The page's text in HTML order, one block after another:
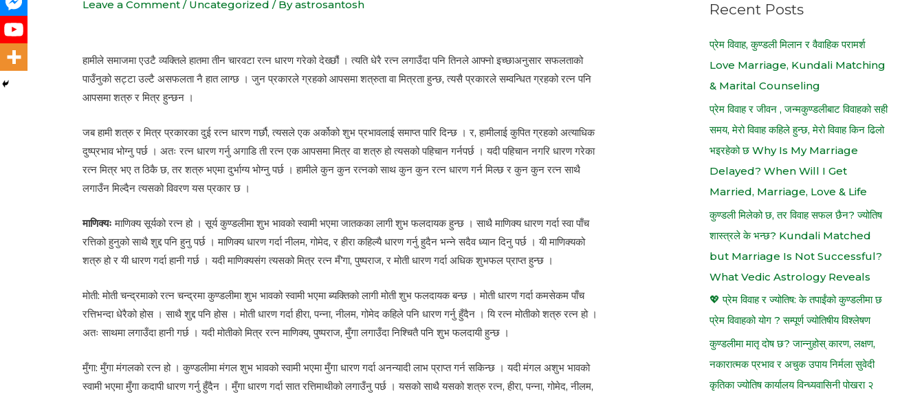
Leave a Comment / Uncategorized / Byastrosantosh
हामीले समाजमा एउटै व्यक्तिले हातमा तीन चारवटा रत्न धारण गरेको देख्छौं । त्यति धेरै रत्न लगाउँदा पनि तिनले आफ्नो इच्छाअनुसार सफलताको
पाउँनुको सट्टा उल्टै असफलता नै हात लाग्छ । जुन प्रकारले ग्रहको आपसमा शत्रुता वा मित्रता हुन्छ, त्यसै प्रकारले सम्वन्धित ग्रहको रत्न पनि
आपसमा शत्रु र मित्र हुन्छन ।
जब हामी शत्रु र मित्र प्रकारका दुई रत्न धारण गर्छौ, त्यसले एक अर्कोको शुभ प्रभावलाई समाप्त पारि दिन्छ । र, हामीलाई कुपित ग्रहको अत्याधिक
दुष्प्रभाव भोग्नु पर्छ । अतः रत्न धारण गर्नु अगाडि ती रत्न एक आपसमा मित्र वा शत्रु हो त्यसको पहिचान गर्नपर्छ । यदी पहिचान नगरि धारण गरेका
रत्न मित्र भए त ठिकै छ, तर शत्रु भएमा दुर्भाग्य भोग्नु पर्छ । हामीले कुन कुन रत्नको साथ कुन कुन रत्न धारण गर्न मिल्छ र कुन कुन रत्न साथै
लगाउँन मिल्दैन त्यसको विवरण यस प्रकार छ ।
माणिक्यः माणिक्य सूर्यको रत्न हो । सूर्य कुण्डलीमा शुभ भावको स्वामी भएमा जातकका लागी शुभ फलदायक हुन्छ । साथै माणिक्य धारण गर्दा स्वा पाँच
रत्तिको हुनुको साथै शुद्द पनि हुनु पर्छ । माणिक्य धारण गर्दा नीलम, गोमेद, र हीरा कहिल्यै धारण गर्नु हुदैन भन्ने सदैव ध्यान दिनु पर्छ । यी माणिक्यको
शत्रु हो र यी धारण गर्दा हानी गर्छ । यदी माणिक्यसंग त्यसको मित्र रत्न मँ’गा, पुष्पराज, र मोती धारण गर्दा अधिक शुभफल प्राप्त हुन्छ ।
मोती: मोती चन्द्रमाको रत्न चन्द्रमा कुण्डलीमा शुभ भावको स्वामी भएमा ब्यक्तिको लागी मोती शुभ फलदायक बन्छ । मोती धारण गर्दा कमसेकम पाँच
रत्तिभन्दा धेरैको होस । साथै शुद्द पनि होस । मोती धारण गर्दा हीरा, पन्ना, नीलम, गोमेद कहिले पनि धारण गर्नु हुँदैन । यि रत्न मोतीको शत्रु रत्न हो ।
अतः साथमा लगाउँदा हानी गर्छ । यदी मोतीको मित्र रत्न माणिक्य, पुष्पराज, मुँगा लगाउँदा निश्चितै पनि शुभ फलदायी हुन्छ ।
मुँगा: मुँगा मंगलको रत्न हो । कुण्डलीमा मंगल शुभ भावको स्वामी भएमा मुँगा धारण गर्दा अनन्यादी लाभ प्राप्त गर्न सकिन्छ । यदी मंगल अशुभ भावको
स्वामी भएमा मुँगा कदापी धारण गर्नु हुँदैन । मुँगा धारण गर्दा सात रत्तिमाथीको लगाउँनु पर्छ । यसको साथै यसको शत्रु रत्न, हीरा, पन्ना, गोमेद, नीलम,
h
o
r
:
Recent Posts
प्रेम विवाह, कुण्डली मिलान र वैवाहिक परामर्श
Love Marriage, Kundali Matching
& Marital Counseling
प्रेम विवाह र जीवन , जन्मकुण्डलीबाट विवाहको सही
समय, मेरो विवाह कहिले हुन्छ, मेरो विवाह किन ढिलो
भइरहेको छ Why Is My Marriage
Delayed? When Will I Get
Married, Marriage, Love & Life
कुण्डली मिलेको छ, तर विवाह सफल छैन? ज्योतिष
शास्त्रले के भन्छ? Kundali Matched
but Marriage Is Not Successful?
What Vedic Astrology Reveals
💖 प्रेम विवाह र ज्योतिष: के तपाईंको कुण्डलीमा छ
प्रेम विवाहको योग ? सम्पूर्ण ज्योतिषीय विश्लेषण
कुण्डलीमा मातृ दोष छ? जान्नुहोस् कारण, लक्षण,
नकारात्मक प्रभाव र अचुक उपाय निर्मला सुवेदी
कृतिका ज्योतिष कार्यालय विन्ध्यवासिनी पोखरा २